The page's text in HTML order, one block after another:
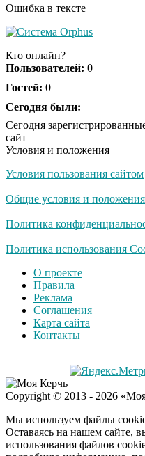
Королева вагона
Ошибка в тексте
Кто онлайн?
Пользователей: 0
Гостей: 0
Сегодня были:
Сегодня
сайт
Условия и положения
Условия пользования сайтом
Общие условия и положения
Политика
Политика использования
О проекте
Правила
Реклама
Соглашения
Карта сайта
Контакты
Copyright © 2013 - 2026
Мы используем файлы
Оставаясь на нашем сайте,
использования файлов